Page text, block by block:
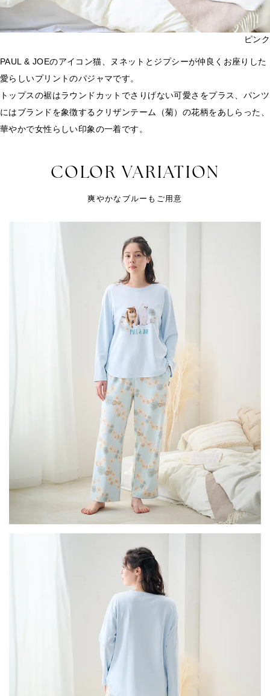
ピンク
PAUL & JOEのアイコン猫、ヌネットとジプシーが仲良くお座りした
愛らしいプリントのパジャマです。
トップスの裾はラウンドカットでさりげない可愛さをプラス、パンツ
にはブランドを象徴するクリザンテーム（菊）の花柄をあしらった、
華やかで女性らしい印象の一着です。
COLOR VARIATION
爽やかなブルーもご用意